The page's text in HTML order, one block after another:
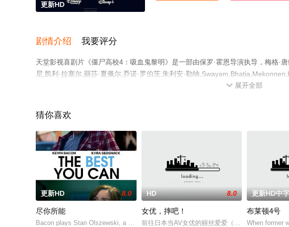
更新HD
剧情介绍 我要评分
天堂影视喜剧片《僵尸高校4：吸血鬼黎明》是一部由保罗·霍恩导演执导，梅格·
尼,凯利·拉塞尔,丽莎·夏佩尔,乔诺·罗伯茨,朱利安·勒纳
德,DaeSun,Cupid,Chris,Knowings等演员精彩演绎的美国电影，手机免费观看高
 展开全部
猜你喜欢
更新HD 8.0
尽你所能
Bacon plays Stan Olszewski, a sharp, funny, but chronically underachievin
HD 8.0
女优，摔吧！
前往日本当AV女优的丽丝爱爱（夏于乔 饰）与小
更新HD中字
布莱顿4号
When former